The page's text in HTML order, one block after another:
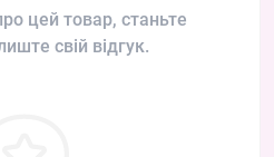
цей товар, станьте
свій відгук.